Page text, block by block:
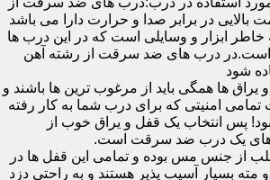
بالایی در برابر صدا و حرارت دارا می باشد
خاطر ابزار و وسایلی است که در این درب ها
است.در درب های ضد سرقت از رشته آهن
شود
یراق ها همگی باید از مرغوب ترین ها باشند و
امنیتی که برای درب شما به کار رفته
پس انتخاب یک قفل و یراق خوب از
های یک درب ضد سرقت است.
از جنس مس بوده و تمامی این قفل ها در
و مته بسیار آسیب پذیر هستند و به راحتی دزد